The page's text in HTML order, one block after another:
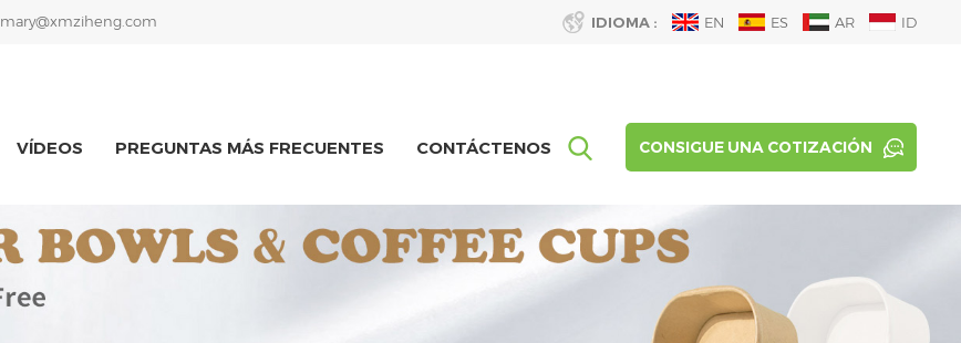
IDIOMA : EN ES AR ID
mary@xmziheng.com
CONSIGUE UNA COTIZACIÓN
VÍDEOS PREGUNTAS MÁS FRECUENTES CONTÁCTENOS